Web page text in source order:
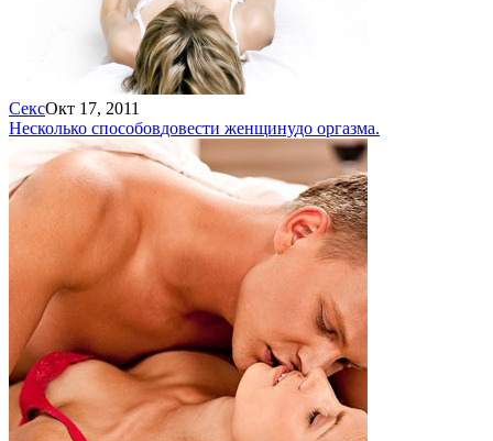
СексОкт 17, 2011
Несколько способовдовести женщинудо оргазма.